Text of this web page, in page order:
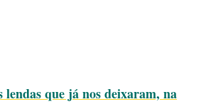
lendas que já nos deixaram, na